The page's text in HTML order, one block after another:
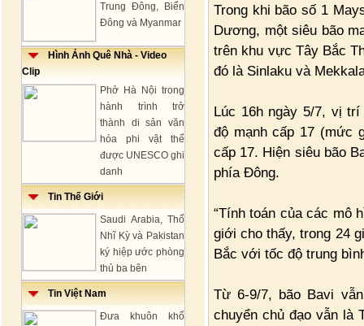
Trung Đông, Biển
Đông và Myanmar
Hình Ảnh Quê Nhà - Video
Clip
Phở Hà Nội trong
hành trình trở
thành di sản văn
hóa phi vật thể
được UNESCO ghi
danh
Tin Thế Giới
Saudi Arabia, Thổ
Nhĩ Kỳ và Pakistan
ký hiệp ước phòng
thủ ba bên
Tin Việt Nam
Đưa khuôn khổ
Trong khi bão số 1
Dương, một siêu bão
trên khu vực Tây Bắc
đó là Sinlaku và
Lúc 16h ngày 5/7, vị
độ mạnh cấp 17 (mức
cấp 17. Hiện siêu bão
phía Đông.
“Tính toán của các mô
giới cho thấy, trong 24
Bắc với tốc độ trung
Từ 6-9/7, bão Bavi
chuyển chủ đạo vẫn là